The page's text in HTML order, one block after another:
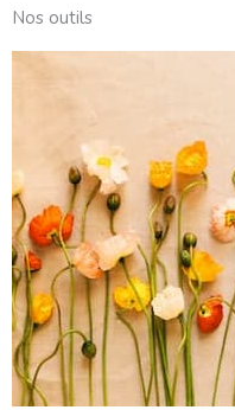
Nos outils